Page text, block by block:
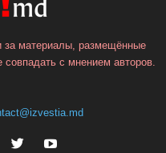
за материалы, размещённые
с мнением авторов.